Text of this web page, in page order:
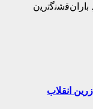
انقلاب